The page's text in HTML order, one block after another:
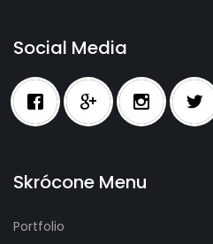
Social Media
Skrócone Menu
Portfolio